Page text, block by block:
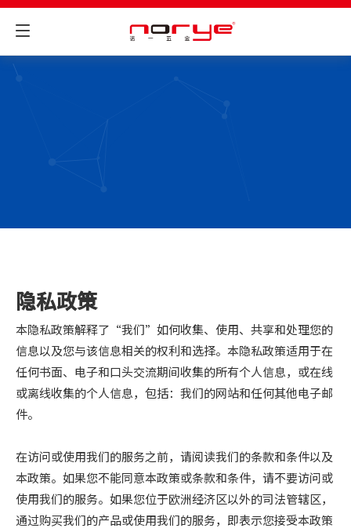
隐私政策
本隐私政策解释了“我们”如何收集、使用、共享和处理您的
信息以及您与该信息相关的权利和选择。本隐私政策适用于在
任何书面、电子和口头交流期间收集的所有个人信息，或在线
或离线收集的个人信息，包括：我们的网站和任何其他电子邮
件。
在访问或使用我们的服务之前，请阅读我们的条款和条件以及
本政策。如果您不能同意本政策或条款和条件，请不要访问或
使用我们的服务。如果您位于欧洲经济区以外的司法管辖区，
通过购买我们的产品或使用我们的服务，即表示您接受本政策